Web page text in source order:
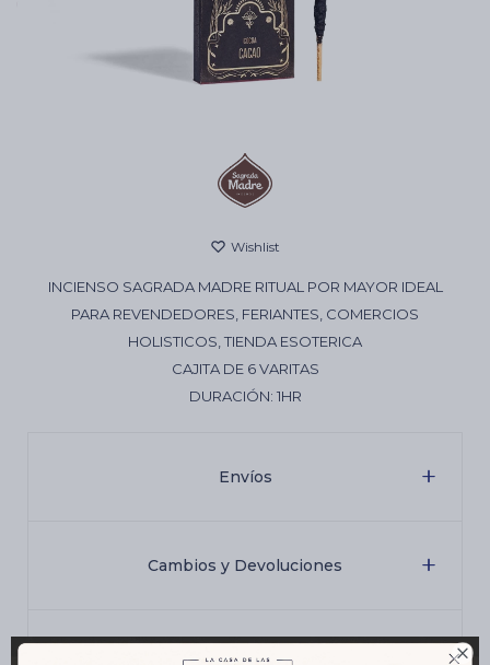

INCIENSO SAGRADA MADRE RITUAL POR MAYOR IDEAL
PARA REVENDEDORES, FERIANTES, COMERCIOS
HOLISTICOS, TIENDA ESOTERICA
CAJITA DE 6 VARITAS
DURACIÓN: 1HR
Envíos
Cambios y Devoluciones
Medios de pago
Cartas de Tarot
Artículos Esotéricos